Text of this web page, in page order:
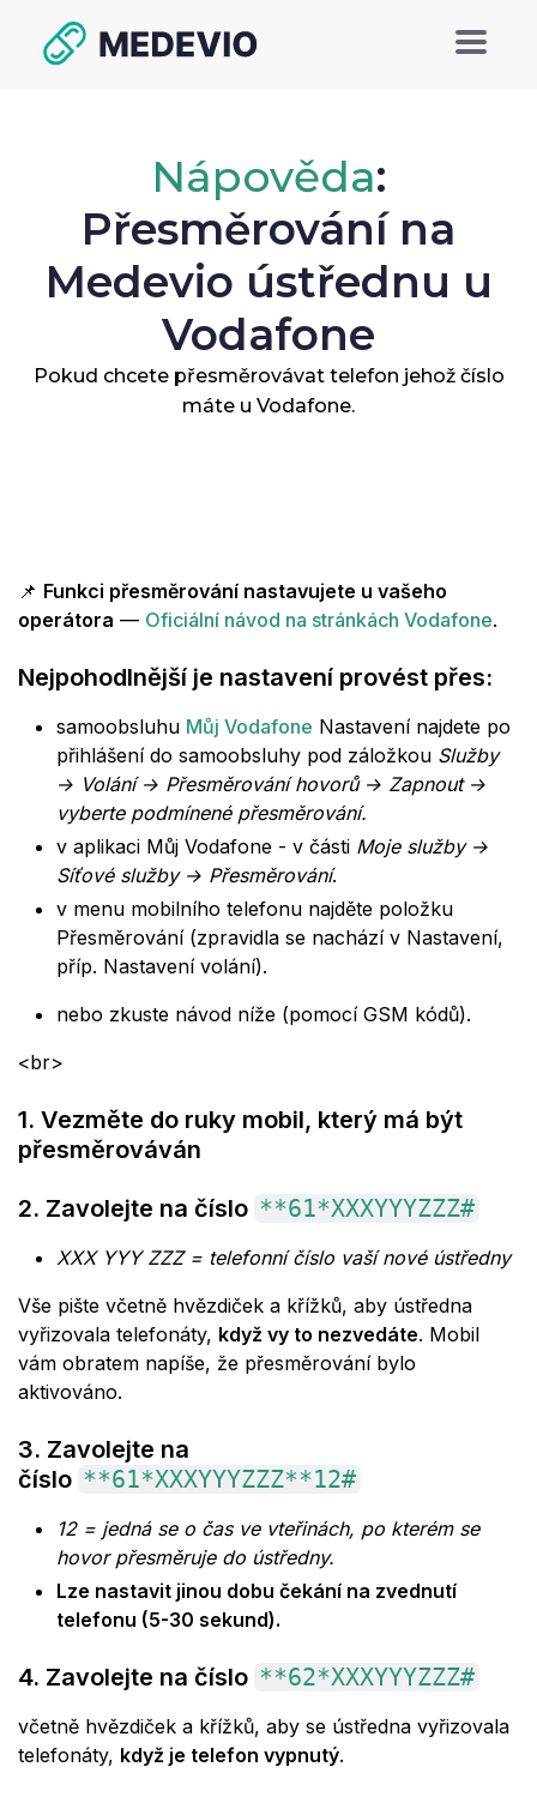
Nápověda:
Přesměrování na
Medevio ústřednu u
Vodafone
Pokud chcete přesměrovávat telefon jehož číslo
máte u Vodafone.
📌 Funkci přesměrování nastavujete u vašeho
operátora — Oficiální návod na stránkách Vodafone.
Nejpohodlnější je nastavení provést přes:
samoobsluhu Můj Vodafone Nastavení najdete po
přihlášení do samoobsluhy pod záložkou Služby
→ Volání → Přesměrování hovorů → Zapnout →
vyberte podmínené přesměrování.
v aplikaci Můj Vodafone - v části Moje služby →
Síťové služby → Přesměrování.
v menu mobilního telefonu najděte položku
Přesměrování (zpravidla se nachází v Nastavení,
příp. Nastavení volání).
nebo zkuste návod níže (pomocí GSM kódů).
<br>
1. Vezměte do ruky mobil, který má být
přesměrováván
2. Zavolejte na číslo **61*XXXYYYZZZ#
XXX YYY ZZZ = telefonní číslo vaší nové ústředny
Vše pište včetně hvězdiček a křížků, aby ústředna
vyřizovala telefonáty, když vy to nezvedáte. Mobil
vám obratem napíše, že přesměrování bylo
aktivováno.
3. Zavolejte na
číslo **61*XXXYYYZZZ**12#
12 = jedná se o čas ve vteřinách, po kterém se
hovor přesměruje do ústředny.
Lze nastavit jinou dobu čekání na zvednutí
telefonu (5-30 sekund).
4. Zavolejte na číslo **62*XXXYYYZZZ#
včetně hvězdiček a křížků, aby se ústředna vyřizovala
telefonáty, když je telefon vypnutý.